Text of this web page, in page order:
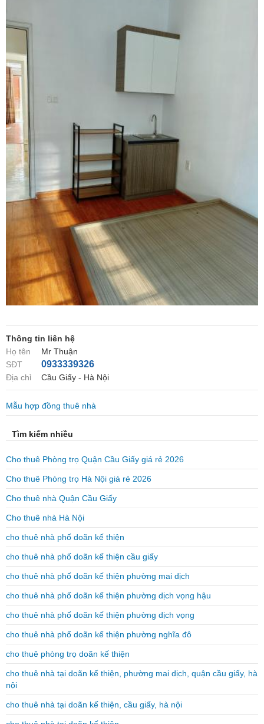
Thông tin liên hệ
Họ tên
Mr Thuận
SĐT
0933339326
Địa chỉ Cầu Giấy - Hà Nội
Mẫu hợp đồng thuê nhà
Tìm kiếm nhiều
Cho thuê Phòng trọ Quận Cầu Giấy giá rẻ 2026
Cho thuê Phòng trọ Hà Nội giá rẻ 2026
Cho thuê nhà Quận Cầu Giấy
Cho thuê nhà Hà Nội
cho thuê nhà phố doãn kế thiện
cho thuê nhà phố doãn kế thiện cầu giấy
cho thuê nhà phố doãn kế thiện phường mai dịch
cho thuê nhà phố doãn kế thiện phường dịch vọng hậu
cho thuê nhà phố doãn kế thiện phường dịch vọng
cho thuê nhà phố doãn kế thiện phường nghĩa đô
cho thuê phòng trọ doãn kế thiện
cho thuê nhà tại doãn kế thiện, phường mai dịch, quận cầu giấy, hà
nội
cho thuê nhà tại doãn kế thiện, cầu giấy, hà nội